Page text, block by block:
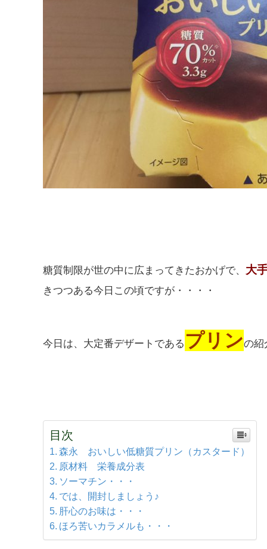
糖質制限が世の中に広まってきたおかげで、 大
きつつある今日この頃ですが・・・・
今日は、大定番デザートである プリンの紹
目次
森永 おいしい低糖質プリン（カスタード）
原材料 栄養成分表
ソーマチン・・・
では、開封しましょう♪
肝心のお味は・・・
ほろ苦いカラメルも・・・